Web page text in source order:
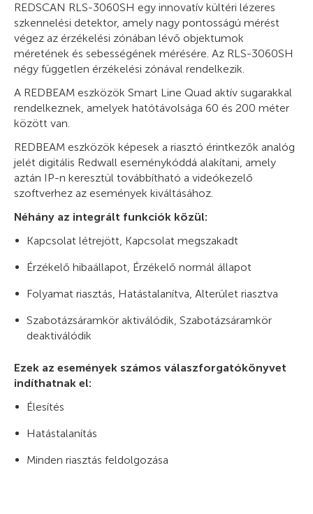
REDSCAN RLS-3060SH egy innovatív kültéri lézeres
szkennelési detektor, amely nagy pontosságú mérést
végez az érzékelési zónában lévő objektumok
méretének és sebességének mérésére. Az RLS-3060SH
négy független érzékelési zónával rendelkezik.
A REDBEAM eszközök Smart Line Quad aktív sugarakkal
rendelkeznek, amelyek hatótávolsága 60 és 200 méter
között van.
REDBEAM eszközök képesek a riasztó érintkezők analóg
jelét digitális Redwall eseménykóddá alakítani, amely
aztán IP-n keresztül továbbítható a videókezelő
szoftverhez az események kiváltásához.
Néhány az integrált funkciók közül:
Kapcsolat létrejött, Kapcsolat megszakadt
Érzékelő hibaállapot, Érzékelő normál állapot
Folyamat riasztás, Hatástalanítva, Alterület riasztva
Szabotázsáramkör aktiválódik, Szabotázsáramkör
deaktiválódik
Ezek az események számos válaszforgatókönyvet
indíthatnak el:
Élesítés
Hatástalanítás
Minden riasztás feldolgozása